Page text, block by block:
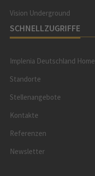
Vision Underground
SCHNELLZUGRIFFE
Implenia Deutschland Home
Standorte
Stellenangebote
Kontakte
Referenzen
Newsletter